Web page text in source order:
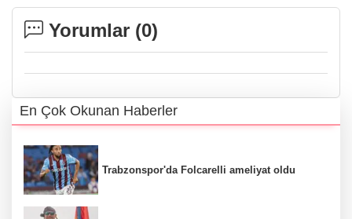
Yorumlar (0)
En Çok Okunan Haberler
Trabzonspor'da Folcarelli ameliyat oldu